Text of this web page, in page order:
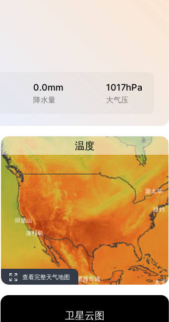
0.0mm
降水量
1017hPa
大气压
温度
查看完整天气地图
卫星云图